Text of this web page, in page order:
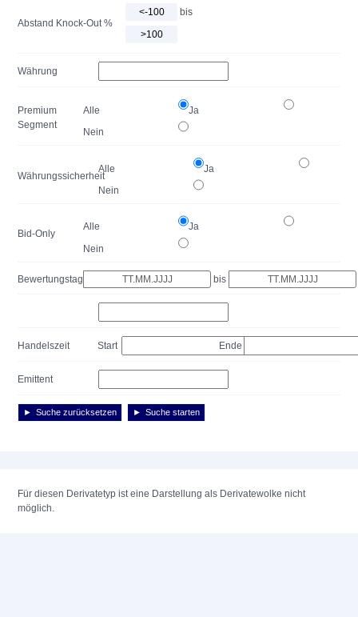
Abstand Knock-Out %
bis
Währung
Premium
Segment
Alle
Ja
Nein
Währungssicherheit
Alle
Ja
Nein
Bid-Only
Alle
Ja
Nein
Bewertungstag bis
Handelszeit Start Ende
Emittent
Suche zurücksetzen Suche starten
Für diesen Derivatetyp ist eine Darstellung als Derivatewolke nicht
möglich.